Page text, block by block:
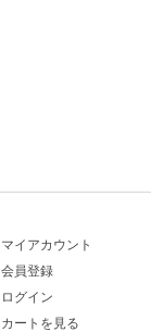
マイアカウント
会員登録
ログイン
カートを見る